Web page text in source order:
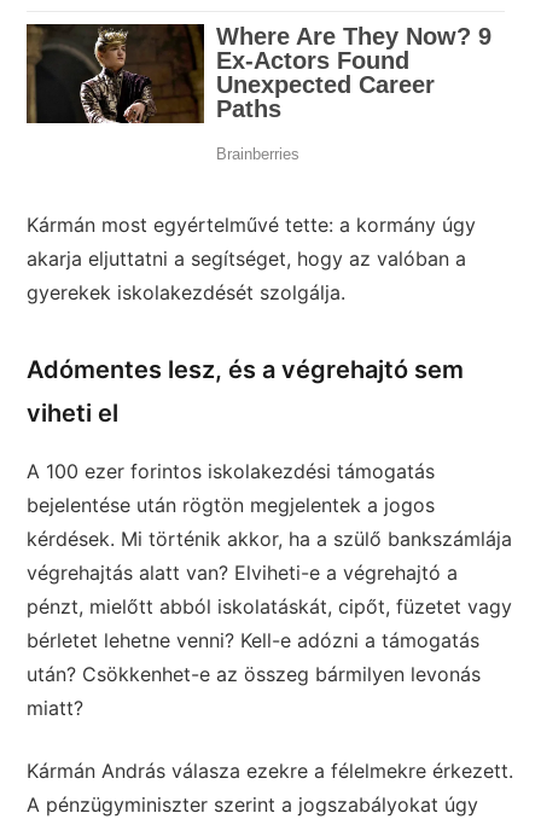
Kármán most egyértelművé tette: a kormány úgy
akarja eljuttatni a segítséget, hogy az valóban a
gyerekek iskolakezdését szolgálja.
Adómentes lesz, és a végrehajtó sem
viheti el
A 100 ezer forintos iskolakezdési támogatás
bejelentése után rögtön megjelentek a jogos
kérdések. Mi történik akkor, ha a szülő bankszámlája
végrehajtás alatt van? Elviheti-e a végrehajtó a
pénzt, mielőtt abból iskolatáskát, cipőt, füzetet vagy
bérletet lehetne venni? Kell-e adózni a támogatás
után? Csökkenhet-e az összeg bármilyen levonás
miatt?
Kármán András válasza ezekre a félelmekre érkezett.
A pénzügyminiszter szerint a jogszabályokat úgy